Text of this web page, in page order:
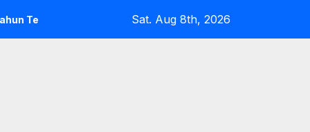
di Bone, Polisi Tahan Ipda MA, Dugaan Rem
Sat. Aug 8th, 2026